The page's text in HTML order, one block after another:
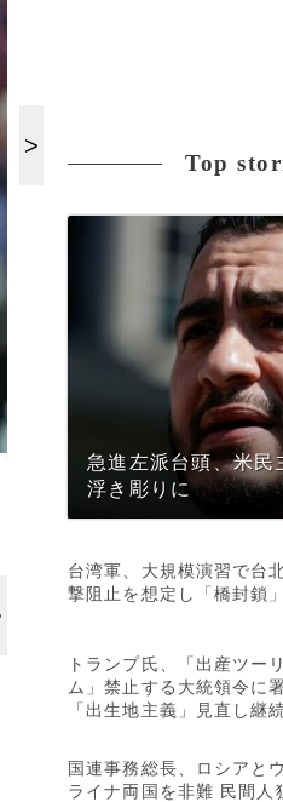
Top
急進左派台頭、米民
浮き彫りに
台湾軍、大規模演習で台
撃阻止を想定し「橋封鎖」
トランプ氏、「出産ツー
ム」禁止する大統領令に
「出生地主義」見直し継
国連事務総長、ロシアと
ライナ両国を非難 民間人